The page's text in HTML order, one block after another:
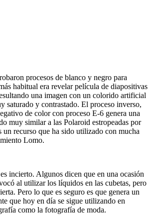
procesos de blanco y negro para
habitual era revelar película de diapositivas
una imagen con un colorido artificial
saturado y contrastado. El proceso inverso,
de color con proceso E-6 genera una
muy similar a las Polaroid estropeadas por
un recurso que ha sido utilizado con mucha
Lomo.
incierto. Algunos dicen que en una ocasión
al utilizar los líquidos en las cubetas, pero
Pero lo que es seguro es que genera un
que hoy en día se sigue utilizando en
como la fotografía de moda.